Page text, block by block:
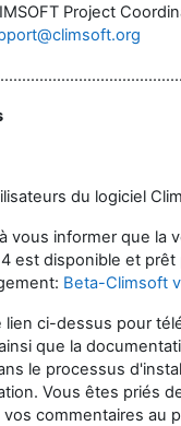
Project
du logiciel
vous informer que la
est disponible et prêt
Beta-Climsoft
lien ci-dessus pour
que la
le processus
Vous êtes priés
commentaires au